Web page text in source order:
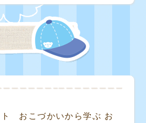
ト おこづかいから学ぶ お